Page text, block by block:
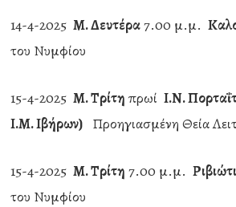
14-4-2025Μ. Δευτέρα7.00 μ.μ.
του Νυμφίου
15-4-2025Μ. ΤρίτηπρωίΙ.Ν.
Ι.Μ. Ιβήρων) Προηγιασμένη Θεία
15-4-2025Μ. Τρίτη 7.00 μ.μ.
του Νυμφίου